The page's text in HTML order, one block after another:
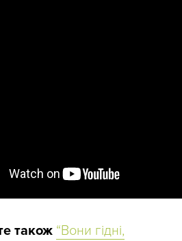
також “Вони гідні,